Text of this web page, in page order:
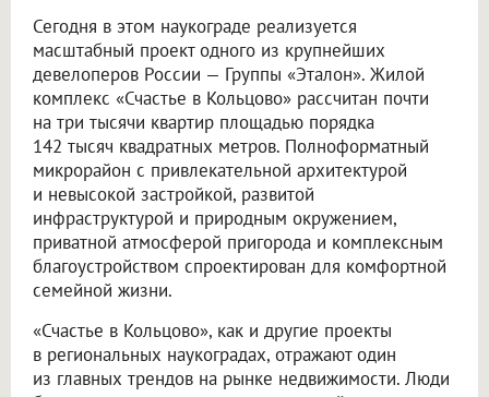
Сегодня в этом наукограде реализуется
масштабный проект одного из крупнейших
девелоперов России — Группы «Эталон». Жилой
комплекс «Счастье в Кольцово» рассчитан почти
на три тысячи квартир площадью порядка
142 тысяч квадратных метров. Полноформатный
микрорайон с привлекательной архитектурой
и невысокой застройкой, развитой
инфраструктурой и природным окружением,
приватной атмосферой пригорода и комплексным
благоустройством спроектирован для комфортной
семейной жизни.
«Счастье в Кольцово», как и другие проекты
в региональных наукоградах, отражают один
из главных трендов на рынке недвижимости. Люди